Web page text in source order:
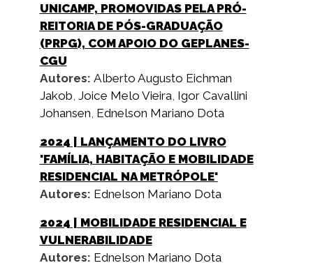
UNICAMP, PROMOVIDAS PELA PRÓ-
REITORIA DE PÓS-GRADUAÇÃO
(PRPG), COM APOIO DO GEPLANES-
CGU
Autores: Alberto Augusto Eichman
Jakob Joice Melo Vieira, Igor Cavallini
Johansen Ednelson Mariano Dota
2024 | LANÇAMENTO DO LIVRO
'FAMÍLIA, HABITAÇÃO E MOBILIDADE
RESIDENCIAL NA METRÓPOLE'
Autores: Ednelson Mariano Dota
2024 | MOBILIDADE RESIDENCIAL E
VULNERABILIDADE
Autores: Ednelson Mariano Dota